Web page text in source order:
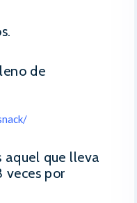
de
aquel que lleva
veces por